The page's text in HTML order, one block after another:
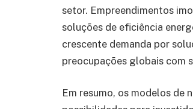
setor. Empreendimentos
soluções de eficiência
crescente demanda por
preocupações globais com
Em resumo, os modelos de